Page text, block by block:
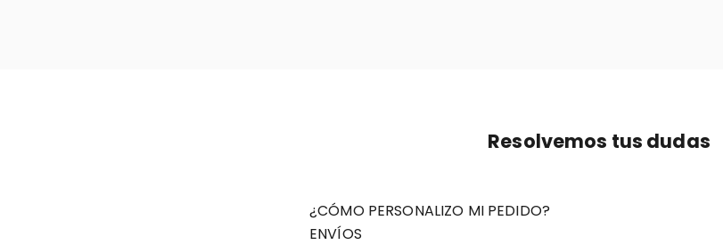
Resolvemos tus dudas
¿CÓMO PERSONALIZO MI PEDIDO?
ENVÍOS